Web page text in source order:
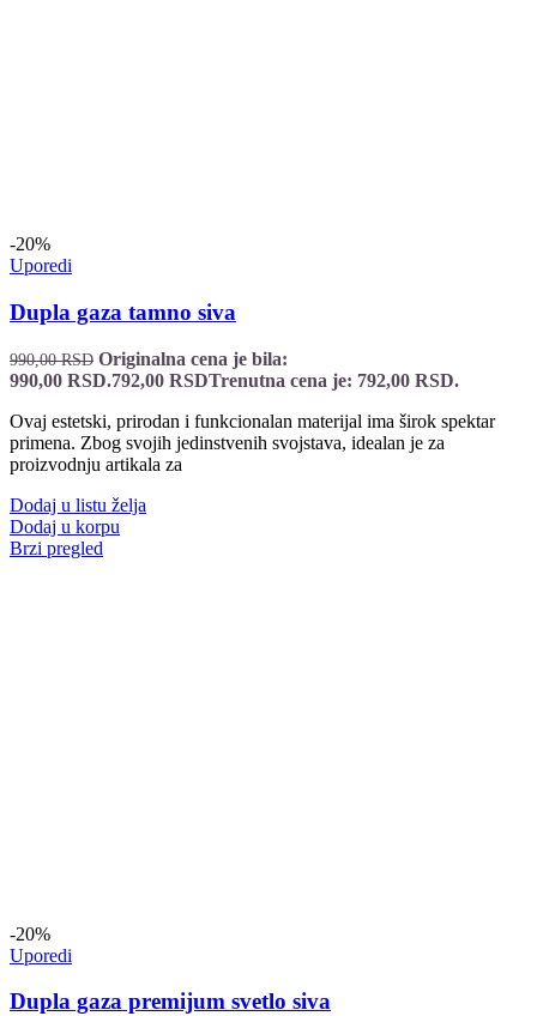
-20%
Uporedi
Dupla gaza tamno siva
990,00RSD Originalna cena je bila:
990,00 RSD.792,00 RSDTrenutna cena je: 792,00 RSD.
Ovaj estetski, prirodan i funkcionalan materijal ima širok spektar
primena. Zbog svojih jedinstvenih svojstava, idealan je za
proizvodnju artikala za
Dodaj u listu želja
Dodaj u korpu
Brzi pregled
-20%
Uporedi
Dupla gaza premijum svetlo siva